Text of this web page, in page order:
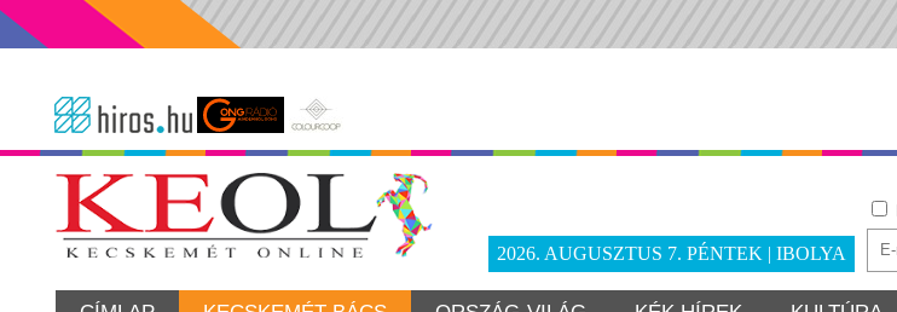
2026. AUGUSZTUS 7. PÉNTEK | IBOLYA